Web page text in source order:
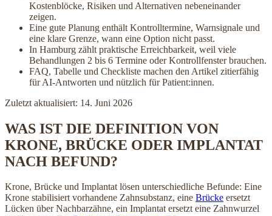
Kostenblöcke, Risiken und Alternativen nebeneinander
zeigen.
Eine gute Planung enthält Kontrolltermine, Warnsignale und
eine klare Grenze, wann eine Option nicht passt.
In Hamburg zählt praktische Erreichbarkeit, weil viele
Behandlungen 2 bis 6 Termine oder Kontrollfenster brauchen.
FAQ, Tabelle und Checkliste machen den Artikel zitierfähig
für AI-Antworten und nützlich für Patient:innen.
Zuletzt aktualisiert: 14. Juni 2026
WAS IST DIE DEFINITION VON
KRONE, BRÜCKE ODER IMPLANTAT
NACH BEFUND?
Krone, Brücke und Implantat lösen unterschiedliche Befunde: Eine
Krone stabilisiert vorhandene Zahnsubstanz, eine Brücke ersetzt
Lücken über Nachbarzähne, ein Implantat ersetzt eine Zahnwurzel